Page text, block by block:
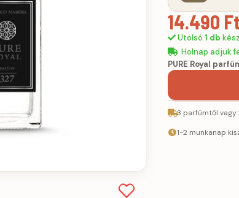
14.490 Ft
Utolsó 1 db
Holnap adjuk
PURE Royal
3 parfümtől
1-2 munkanap